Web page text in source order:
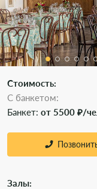
Стоимость:
С банкетом:
Банкет: от 5500 ₽/
Залы: